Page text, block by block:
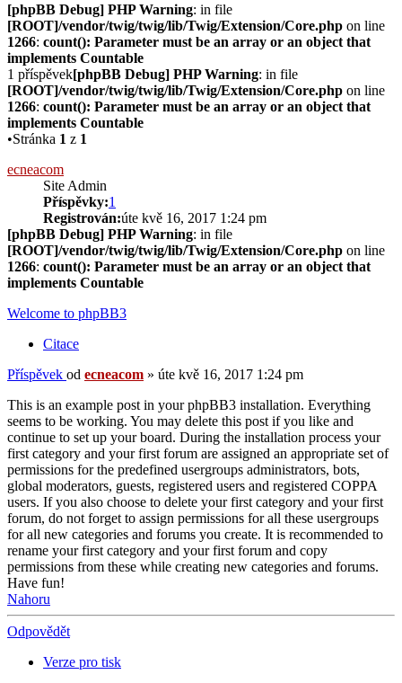
[phpBB Debug] PHP Warning: in file
[ROOT]/vendor/twig/twig/lib/Twig/Extension/Core.php on line
1266: count(): Parameter must be an array or an object that
implements Countable
1 příspěvek[phpBB Debug] PHP Warning: in file
[ROOT]/vendor/twig/twig/lib/Twig/Extension/Core.php on line
1266: count(): Parameter must be an array or an object that
implements Countable
•Stránka 1 z 1
ecneacom
Site Admin
Příspěvky:1
Registrován:úte kvě 16, 2017 1:24 pm
[phpBB Debug] PHP Warning: in file
[ROOT]/vendor/twig/twig/lib/Twig/Extension/Core.php on line
1266: count(): Parameter must be an array or an object that
implements Countable
Welcome to phpBB3
Citace
Příspěvek od ecneacom » úte kvě 16, 2017 1:24 pm
This is an example post in your phpBB3 installation. Everything
seems to be working. You may delete this post if you like and
continue to set up your board. During the installation process your
first category and your first forum are assigned an appropriate set of
permissions for the predefined usergroups administrators, bots,
global moderators, guests, registered users and registered COPPA
users. If you also choose to delete your first category and your first
forum, do not forget to assign permissions for all these usergroups
for all new categories and forums you create. It is recommended to
rename your first category and your first forum and copy
permissions from these while creating new categories and forums.
Have fun!
Nahoru
Odpovědět
Verze pro tisk